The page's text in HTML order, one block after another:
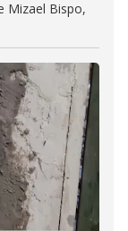
Mizael Bispo,